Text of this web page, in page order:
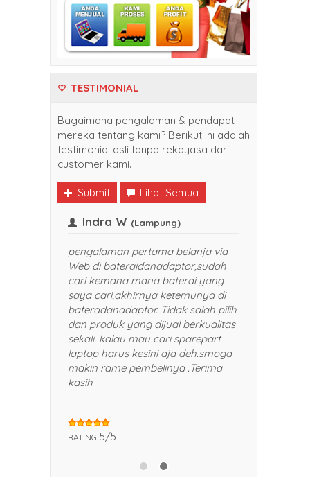
TESTIMONIAL
Bagaimana pengalaman & pendapat
mereka tentang kami? Berikut ini adalah
testimonial asli tanpa rekayasa dari
customer kami.
Submit Lihat Semua
Harganya
pelayanan yang
banget. Sukses selalu
rekomendasikan
dan kerabat saya.
Indra W
pengalaman pertama belanja via
Web di bateraidanadaptor,sudah
cari kemana mana baterai yang
saya cari,akhirnya ketemunya di
bateradanadaptor. Tidak salah pilih
dan produk yang dijual berkualitas
sekali. kalau mau cari sparepart
laptop harus kesini aja deh.smoga
makin rame pembelinya .Terima